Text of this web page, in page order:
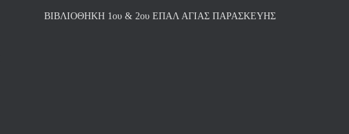
ΒΙΒΛΙΟΘΗΚΗ 1ου & 2ου ΕΠΑΛ ΑΓΙΑΣ ΠΑΡΑΣΚΕΥΗΣ